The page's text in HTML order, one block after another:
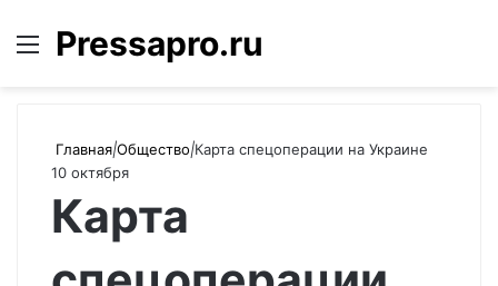
Меню
Pressapro.ru
Главная|Общество|Карта спецоперации на Украине
10 октября
Карта